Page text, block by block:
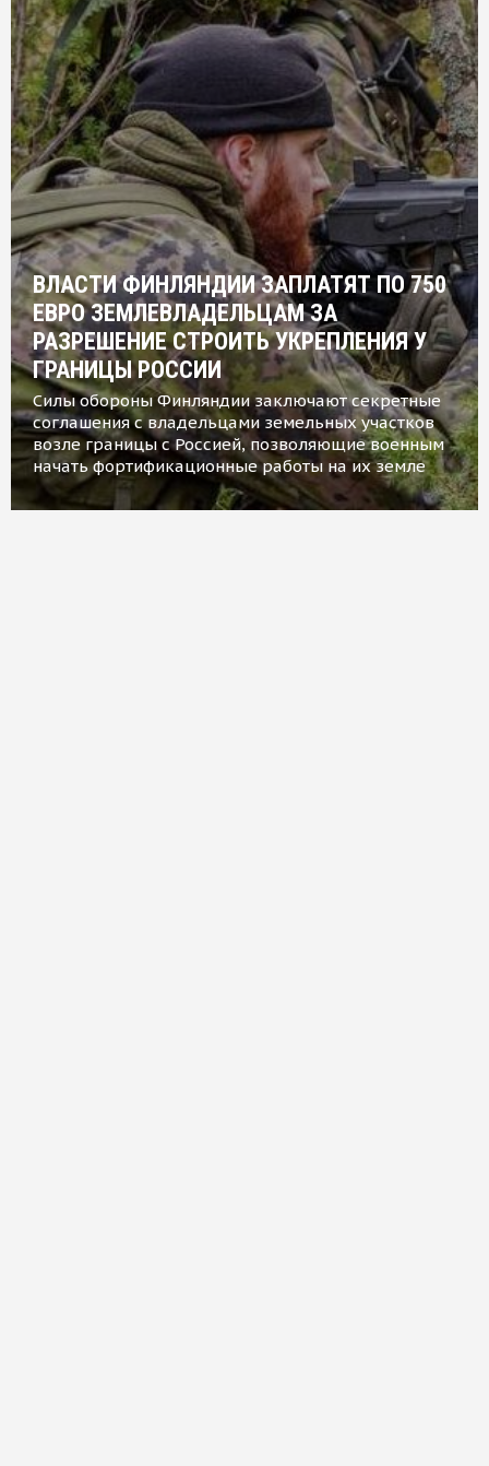
ВЛАСТИ ФИНЛЯНДИИ ЗАПЛАТЯТ ПО 750
ЕВРО ЗЕМЛЕВЛАДЕЛЬЦАМ ЗА
РАЗРЕШЕНИЕ СТРОИТЬ УКРЕПЛЕНИЯ У
ГРАНИЦЫ РОССИИ
Силы обороны Финляндии заключают секретные
соглашения с владельцами земельных участков
возле границы с Россией, позволяющие военным
начать фортификационные работы на их земле